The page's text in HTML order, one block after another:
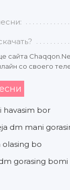
сайта
со своего
havasim bor
dm mani
olasing bo
gorasing bomi